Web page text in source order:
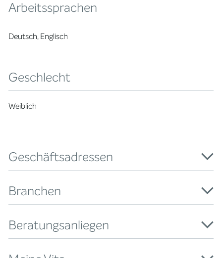
Arbeitssprachen
Deutsch, Englisch
Geschlecht
Weiblich
Geschäftsadressen
Branchen
Beratungsanliegen